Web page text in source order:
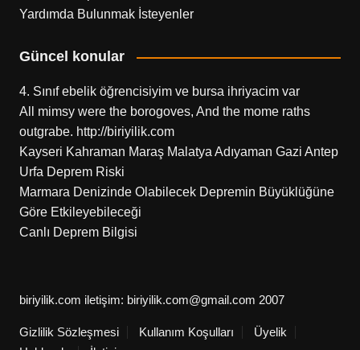
Yardımda Bulunmak İsteyenler
Güncel konular
4. Sınıf ebelik öğrencisiyim ve bursa ihriyacim var
All mimsy were the borogoves, And the mome raths
outgrabe. http://biriyilik.com
Kayseri Kahraman Maraş Malatya Adıyaman Gazi Antep
Urfa Deprem Riski
Marmara Denizinde Olabilecek Depremin Büyüklüğüne
Göre Etkileyebileceği
Canlı Deprem Bilgisi
biriyilik.com iletişim: biriyilik.com@gmail.com 2007
Gizlilik Sözleşmesi Kullanım Koşulları
Üyelik